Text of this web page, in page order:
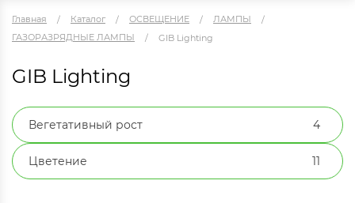
Главная Каталог ОСВЕЩЕНИЕ
ЛАМПЫ
ГАЗОРАЗРЯДНЫЕ ЛАМПЫ
GIB Lighting
GIB Lighting
Вегетативный рост 4
Цветение 11